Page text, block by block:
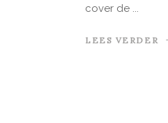
cover de
LEES VERDER